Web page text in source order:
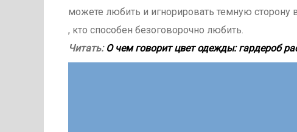
можете любить и игнорировать темную сторону
, кто способен безоговорочно любить.
Читать: О чем говорит цвет одежды: гардероб